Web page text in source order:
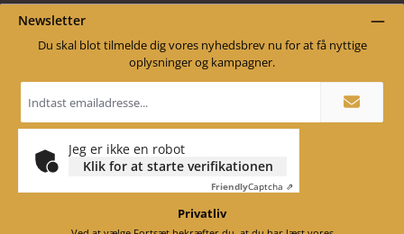
Newsletter
Du skal blot tilmelde dig vores nyhedsbrev nu for at få nyttige
oplysninger og kampagner.
adresse
*
Jeg er ikke en robot
Klik for at starte verifikationen
FriendlyCaptcha ⇗
Privatliv